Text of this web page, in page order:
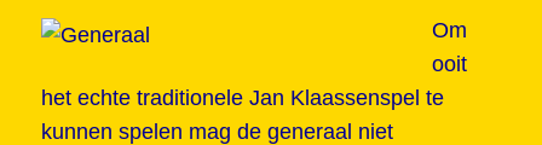
Om
ooit
het echte traditionele Jan Klaassenspel te
kunnen spelen mag de generaal niet